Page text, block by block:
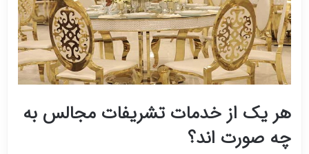
هر یک از خدمات تشریفات مجالس به
چه صورت اند؟